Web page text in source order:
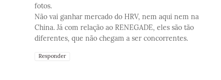
fotos.
Não vai ganhar mercado do HRV, nem aqui nem na
China. Já com relação ao RENEGADE, eles são tão
diferentes, que não chegam a ser concorrentes.
Responder